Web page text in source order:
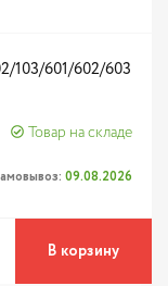
103/601/602/603
Товар на складе
09.08.2026
В корзину